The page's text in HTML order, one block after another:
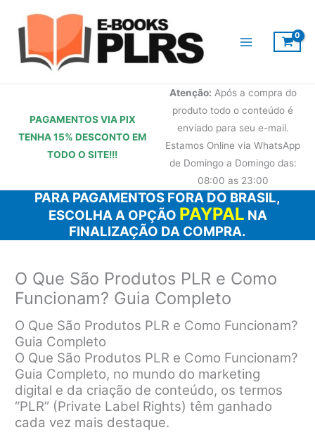
conteúdo
PAGAMENTOS VIA PIX
TENHA 15% DESCONTO EM
TODO O SITE!!!
Atenção: Após a compra do
produto todo o conteúdo é
enviado para seu e-mail.
Estamos Online via WhatsApp
de Domingo a Domingo das:
08:00 as 23:00
PARA PAGAMENTOS FORA DO BRASIL,
ESCOLHA A OPÇÃO PAYPAL NA
FINALIZAÇÃO DA COMPRA.
O Que São Produtos PLR e Como
Funcionam? Guia Completo
O Que São Produtos PLR e Como Funcionam?
Guia Completo
O Que São Produtos PLR e Como Funcionam?
Guia Completo, no mundo do marketing
digital e da criação de conteúdo, os termos
“PLR” (Private Label Rights) têm ganhado
cada vez mais destaque.